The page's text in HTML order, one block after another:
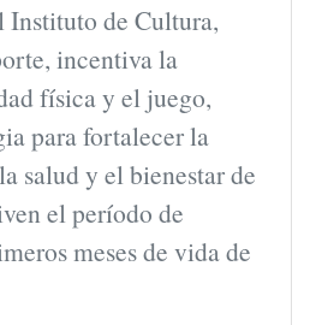
Instituto de Cultura,
incentiva la
física y el juego,
para fortalecer la
salud y el bienestar de
el período de
meses de vida de